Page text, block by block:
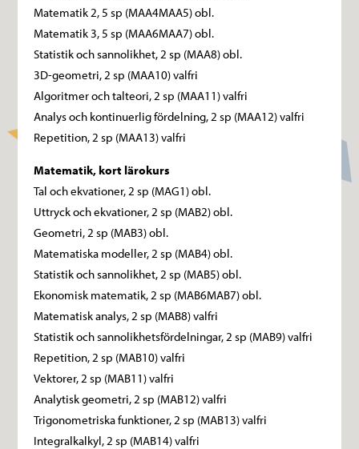
Matematik 2, 5 sp (MAA4MAA5) obl.
Matematik 3, 5 sp (MAA6MAA7) obl.
Statistik och sannolikhet, 2 sp (MAA8) obl.
3D-geometri, 2 sp (MAA10) valfri
Algoritmer och talteori, 2 sp (MAA11) valfri
Analys och kontinuerlig fördelning, 2 sp (MAA12) valfri
Repetition, 2 sp (MAA13) valfri
Matematik, kort lärokurs
Tal och ekvationer, 2 sp (MAG1) obl.
Uttryck och ekvationer, 2 sp (MAB2) obl.
Geometri, 2 sp (MAB3) obl.
Matematiska modeller, 2 sp (MAB4) obl.
Statistik och sannolikhet, 2 sp (MAB5) obl.
Ekonomisk matematik, 2 sp (MAB6MAB7) obl.
Matematisk analys, 2 sp (MAB8) valfri
Statistik och sannolikhetsfördelningar, 2 sp (MAB9) valfri
Repetition, 2 sp (MAB10) valfri
Vektorer, 2 sp (MAB11) valfri
Analytisk geometri, 2 sp (MAB12) valfri
Trigonometriska funktioner, 2 sp (MAB13) valfri
Integralkalkyl, 2 sp (MAB14) valfri